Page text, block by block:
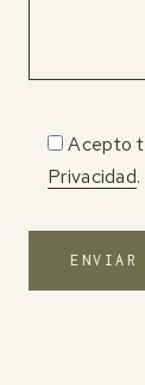
Acepto
Privacidad.